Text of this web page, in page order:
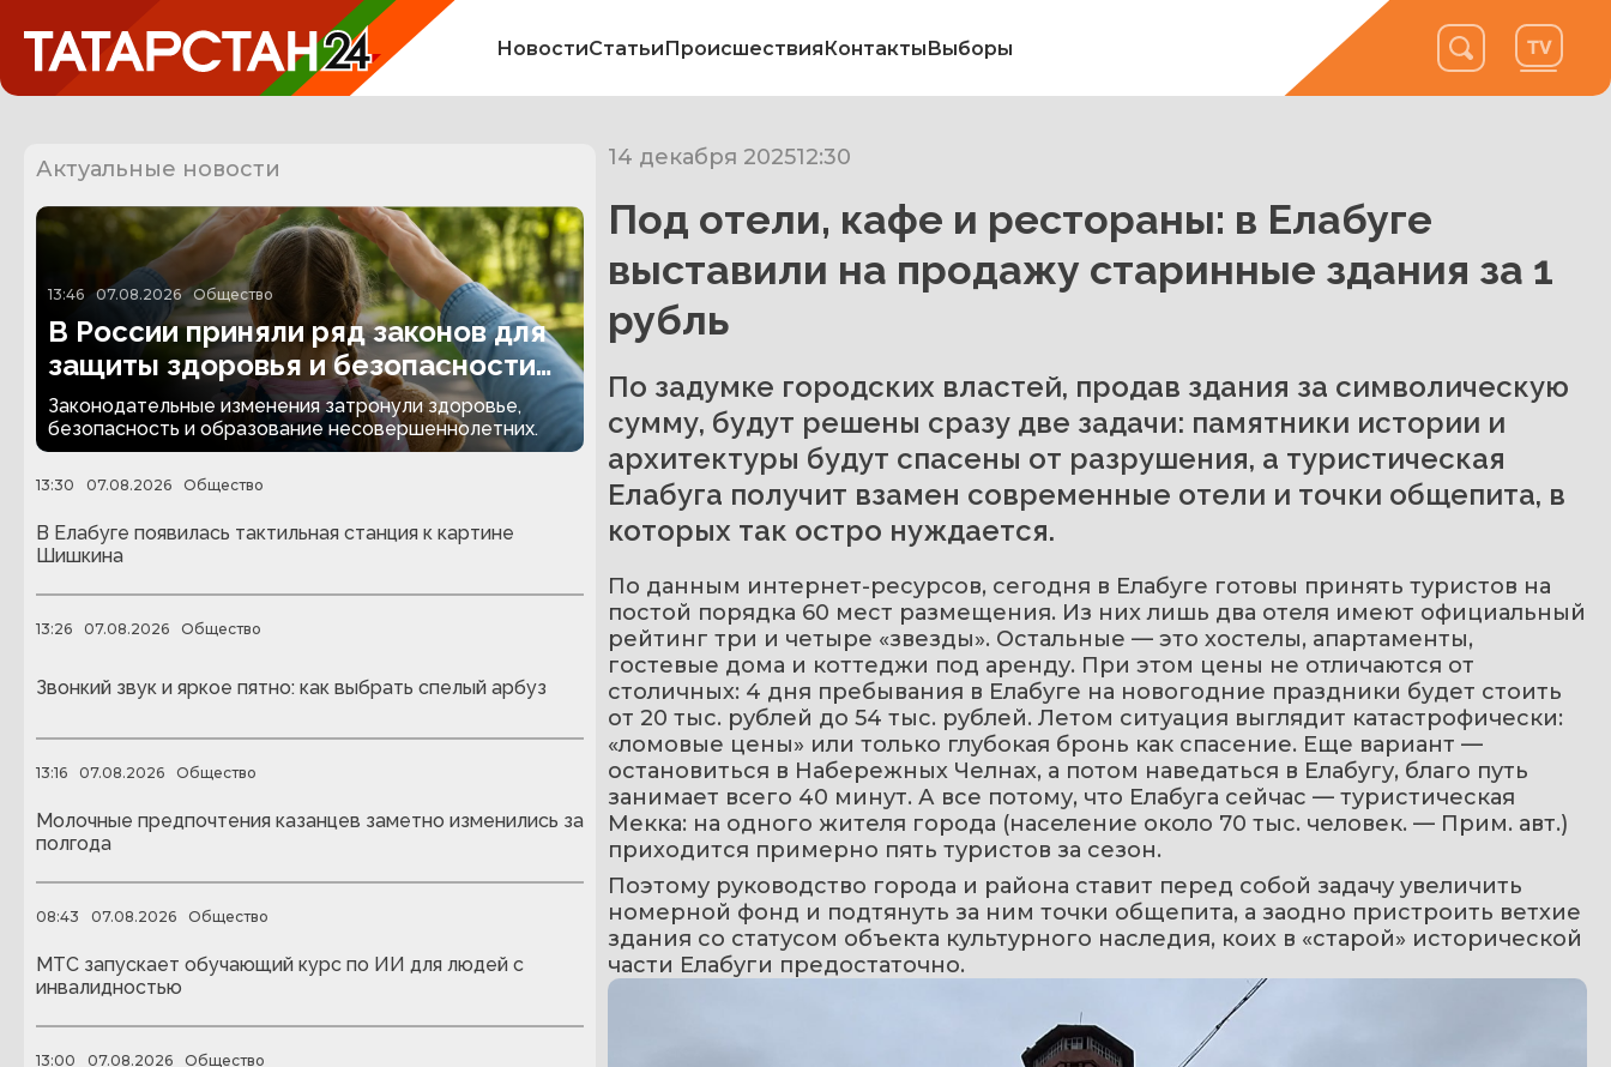
НовостиСтатьиПроисшествияКонтактыВыборы
Актуальные новости
13:46 07.08.2026 Общество
В России приняли ряд законов для
защиты здоровья и безопасности
детей
Законодательные изменения затронули здоровье,
безопасность и образование несовершеннолетних.
13:30 07.08.2026 Общество
В Елабуге появилась тактильная станция к картине
Шишкина
13:26 07.08.2026 Общество
Звонкий звук и яркое пятно: как выбрать спелый арбуз
13:16 07.08.2026 Общество
Молочные предпочтения казанцев заметно изменились за
полгода
08:43 07.08.2026 Общество
МТС запускает обучающий курс по ИИ для людей с
инвалидностью
13:00 07.08.2026 Общество
14 декабря 202512:30
Под отели, кафе и рестораны: в Елабуге
выставили на продажу старинные здания за 1
рубль
По задумке городских властей, продав здания за символическую
сумму, будут решены сразу две задачи: памятники истории и
архитектуры будут спасены от разрушения, а туристическая
Елабуга получит взамен современные отели и точки общепита, в
которых так остро нуждается.
По данным интернет-ресурсов, сегодня в Елабуге готовы принять туристов на
постой порядка 60 мест размещения. Из них лишь два отеля имеют официальный
рейтинг три и четыре «звезды». Остальные — это хостелы, апартаменты,
гостевые дома и коттеджи под аренду. При этом цены не отличаются от
столичных: 4 дня пребывания в Елабуге на новогодние праздники будет стоить
от 20 тыс. рублей до 54 тыс. рублей. Летом ситуация выглядит катастрофически:
«ломовые цены» или только глубокая бронь как спасение. Еще вариант —
остановиться в Набережных Челнах, а потом наведаться в Елабугу, благо путь
занимает всего 40 минут. А все потому, что Елабуга сейчас — туристическая
Мекка: на одного жителя города (население около 70 тыс. человек. — Прим. авт.)
приходится примерно пять туристов за сезон.
Поэтому руководство города и района ставит перед собой задачу увеличить
номерной фонд и подтянуть за ним точки общепита, а заодно пристроить ветхие
здания со статусом объекта культурного наследия, коих в «старой» исторической
части Елабуги предостаточно.